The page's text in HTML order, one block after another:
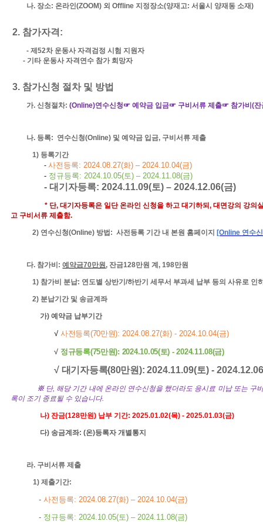
나. 장소: 온라인(ZOOM) 외 Offline지정장소(양재고:서울시 양재동 소재)
2. 참가자격 :
-제52차 운동사 자격검정 시험 지원자
-기타 운동사 자격연수 참가 희망자
3. 참가신청 절차 및 방법
가.신청절차: (Online)연수신청☞ 예약금 입금☞ 구비서류 제출☞ 참가비(잔
나. 등록: 연수신청(Online) 및 예약금 입금, 구비서류 제출
1) 등록기간
- 사전등록: 2024.08.27(화) –2024.10.04(금)
- 정규등록: 2024.10.05(토) –2024.11.08(금)
- 대기자등록: 2024.11.09(토) – 2024.12.06(금)
* 단, 대기자등록은 일단 온라인 신청을 하고 대기하되, 대면강의 강의
고 구비서류 제출함.
2) 연수신청(Online) 방법: 사전등록 기간 내 본원 홈페이지 [Online 연수
다. 참가비:예약금70만원, 잔금128만원 계, 198만원
1) 참가비 분납: 연도별 상반기/하반기 세무서 부과세 납부 등의 사유로 인
2) 분납기간 및 송금계좌
가)예약금 납부기간
√ 사전등록(70만원): 2024.08.27(화) - 2024.10.04(금)
√ 정규등록(75만원): 2024.10.05(토) - 2024.11.08(금)
√ 대기자등록(80만원):2024.11.09(토) -
※ 단, 해당 기간 내에 온라인 연수신청을 했더라도 응시료 미납 또는 구
록이 조기 종료될 수 있습니다.
나) 잔금(128만원) 납부 기간: 2025.01.02(목) - 2025.01.03(금)
다) 송금계좌: (온)등록자 개별통지
라. 구비서류 제출
1) 제출기간:
- 사전등록: 2024.08.27(화) –2024.10.04(금)
- 정규등록: 2024.10.05(토) –2024.11.08(금)